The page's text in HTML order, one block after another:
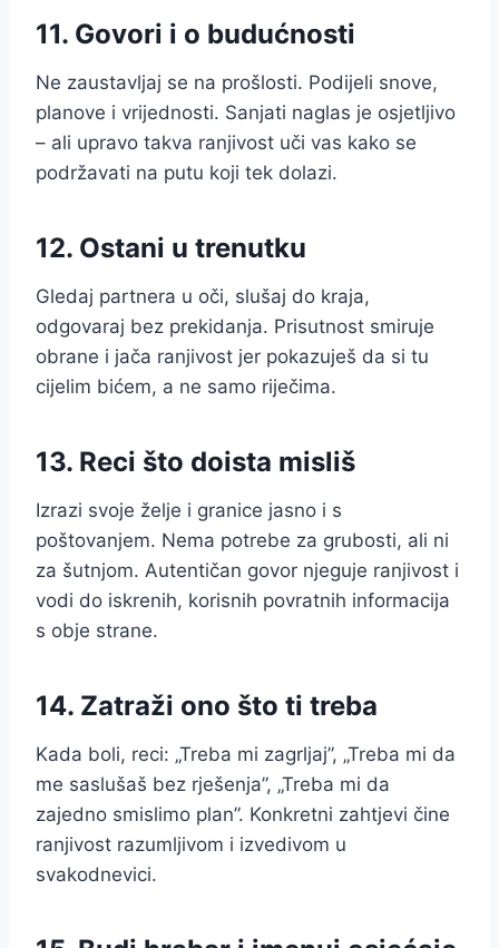
11. Govori i o budućnosti
Ne zaustavljaj se na prošlosti. Podijeli snove,
planove i vrijednosti. Sanjati naglas je osjetljivo
– ali upravo takva ranjivost uči vas kako se
podržavati na putu koji tek dolazi.
12. Ostani u trenutku
Gledaj partnera u oči, slušaj do kraja,
odgovaraj bez prekidanja. Prisutnost smiruje
obrane i jača ranjivost jer pokazuješ da si tu
cijelim bićem, a ne samo riječima.
13. Reci što doista misliš
Izrazi svoje želje i granice jasno i s
poštovanjem. Nema potrebe za grubosti, ali ni
za šutnjom. Autentičan govor njeguje ranjivost i
vodi do iskrenih, korisnih povratnih informacija
s obje strane.
14. Zatraži ono što ti treba
Kada boli, reci: „Treba mi zagrljaj”, „Treba mi da
me saslušaš bez rješenja”, „Treba mi da
zajedno smislimo plan”. Konkretni zahtjevi čine
ranjivost razumljivom i izvedivom u
svakodnevici.